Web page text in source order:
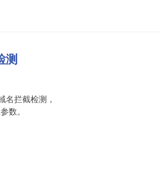
测
名拦截检测，
数。